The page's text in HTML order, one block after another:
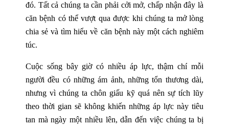
đó. Tất cả chúng ta cần phải cởi mở, chấp nhận đây là
căn bệnh có thể vượt qua được khi chúng ta mở lòng
chia sẻ và tìm hiểu về căn bệnh này một cách nghiêm
túc.
Cuộc sống bây giờ có nhiều áp lực, thậm chí mỗi
người đều có những ám ảnh, những tổn thương dài,
nhưng vì chúng ta chôn giấu kỹ quá nên sự tích lũy
theo thời gian sẽ không khiến những áp lực này tiêu
tan mà ngày một nhiều lên, dẫn đến việc chúng ta bị